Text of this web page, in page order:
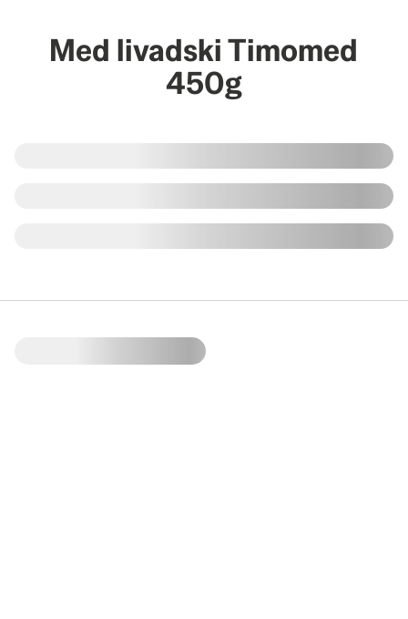
Med livadski Timomed
450g